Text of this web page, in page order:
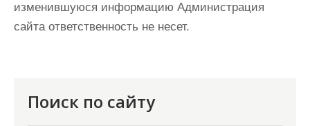
изменившуюся информацию Администрация
сайта ответственность не несет.
Поиск по сайту